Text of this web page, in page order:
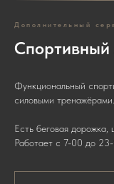
Дополнительный
Спортивный
Функциональный
силовыми тренажёрами.
Есть беговая дорожка,
Работает с 7-00 до 23-